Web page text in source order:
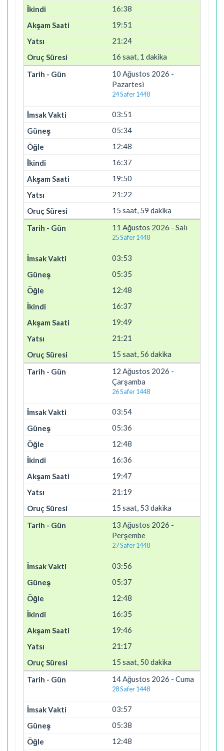
16:38
19:51
21:24
16 saat, 1 dakika
10 Ağustos 2026 -
Pazartesi
24 Safer 1448
03:51
05:34
12:48
16:37
19:50
21:22
15 saat, 59 dakika
11 Ağustos 2026 - Salı
25 Safer 1448
03:53
05:35
12:48
16:37
19:49
21:21
15 saat, 56 dakika
12 Ağustos 2026 -
Çarşamba
26 Safer 1448
03:54
05:36
12:48
16:36
19:47
21:19
15 saat, 53 dakika
13 Ağustos 2026 -
Perşembe
27 Safer 1448
03:56
05:37
12:48
16:35
19:46
21:17
15 saat, 50 dakika
14 Ağustos 2026 - Cuma
28 Safer 1448
03:57
05:38
12:48